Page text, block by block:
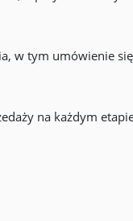
w tym umówienie
na każdym